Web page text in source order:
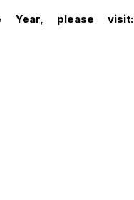
Year, please visit: